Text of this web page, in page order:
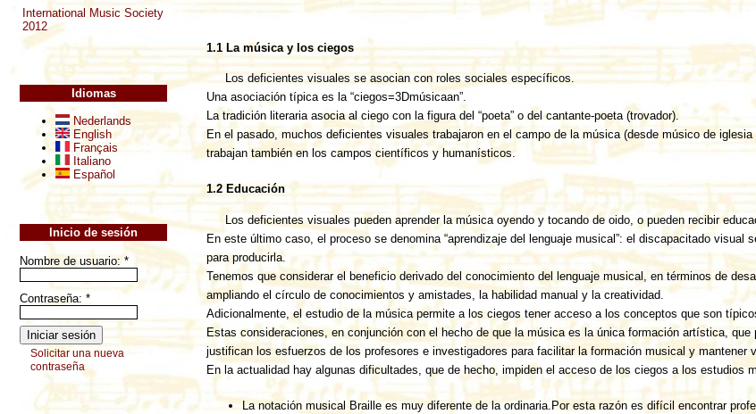
International Music Society
2012
Idiomas
Nederlands
English
Français
Italiano
Español
Inicio de sesión
Nombre de usuario: *
Contraseña: *
Solicitar una nueva
contraseña
1.1 La música y los ciegos
Los deficientes visuales se asocian con roles sociales específicos.
Una asociación típica es la “ciegos=3Dmúsicaan”.
La tradición literaria asocia al ciego con la figura del “poeta” o del cantante-poeta (trovador).
En el pasado, muchos deficientes visuales trabajaron en el campo de la música (desde músico de
trabajan también en los campos científicos y humanísticos.
1.2 Educación
Los deficientes visuales pueden aprender la música oyendo y tocando de oido, o pueden recibir
En este último caso, el proceso se denomina “aprendizaje del lenguaje musical”: el discapacitado
para producirla.
Tenemos que considerar el beneficio derivado del conocimiento del lenguaje musical, en términos de
ampliando el círculo de conocimientos y amistades, la habilidad manual y la creatividad.
Adicionalmente, el estudio de la música permite a los ciegos tener acceso a los conceptos que son
Estas consideraciones, en conjunción con el hecho de que la música es la única formación artística,
justifican los esfuerzos de los profesores e investigadores para facilitar la formación musical y
En la actualidad hay algunas dificultades, que de hecho, impiden el acceso de los ciegos a los estudios
La notación musical Braille es muy diferente de la ordinaria.Por esta razón es difícil encontrar